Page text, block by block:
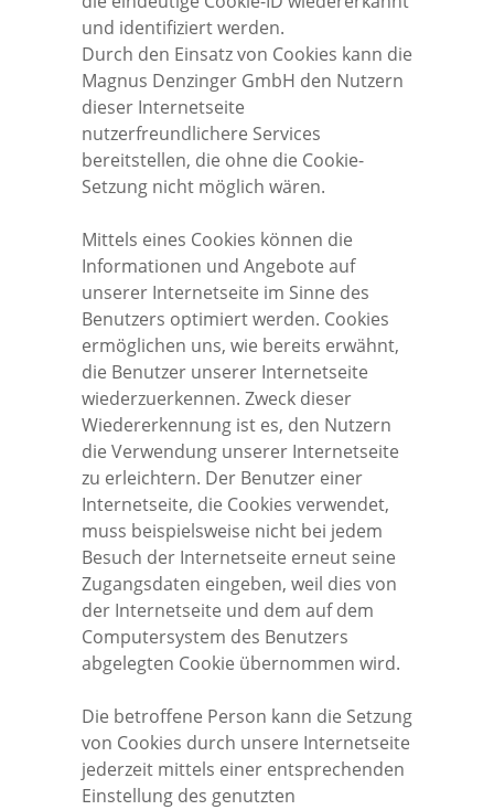
und identifiziert werden.
Durch den Einsatz von Cookies kann die
Magnus Denzinger GmbH den Nutzern
dieser Internetseite
nutzerfreundlichere Services
bereitstellen, die ohne die Cookie-
Setzung nicht möglich wären.
Mittels eines Cookies können die
Informationen und Angebote auf
unserer Internetseite im Sinne des
Benutzers optimiert werden. Cookies
ermöglichen uns, wie bereits erwähnt,
die Benutzer unserer Internetseite
wiederzuerkennen. Zweck dieser
Wiedererkennung ist es, den Nutzern
die Verwendung unserer Internetseite
zu erleichtern. Der Benutzer einer
Internetseite, die Cookies verwendet,
muss beispielsweise nicht bei jedem
Besuch der Internetseite erneut seine
Zugangsdaten eingeben, weil dies von
der Internetseite und dem auf dem
Computersystem des Benutzers
abgelegten Cookie übernommen wird.
Die betroffene Person kann die Setzung
von Cookies durch unsere Internetseite
jederzeit mittels einer entsprechenden
Einstellung des genutzten